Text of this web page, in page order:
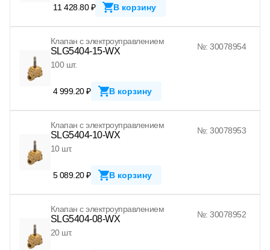
11 428.80 ₽ В корзину
Клапан с электроуправлением
SLG5404-15-WX
№: 30078954
100 шт.
4 999.20 ₽ В корзину
Клапан с электроуправлением
SLG5404-10-WX
№: 30078953
10 шт.
5 089.20 ₽ В корзину
Клапан с электроуправлением
SLG5404-08-WX
№: 30078952
20 шт.